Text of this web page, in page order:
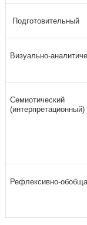
Подготовительный
Визуально-
Семиотический
(интерпретационный)
Рефлексивно-